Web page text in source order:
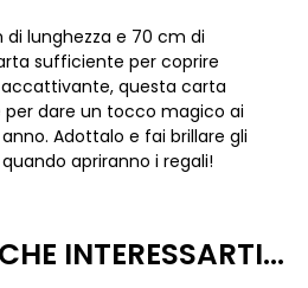
lunghezza e 70 cm di
sufficiente per coprire
accattivante, questa carta
per dare un tocco magico ai
Adottalo e fai brillare gli
apriranno i regali!
INTERESSARTI...